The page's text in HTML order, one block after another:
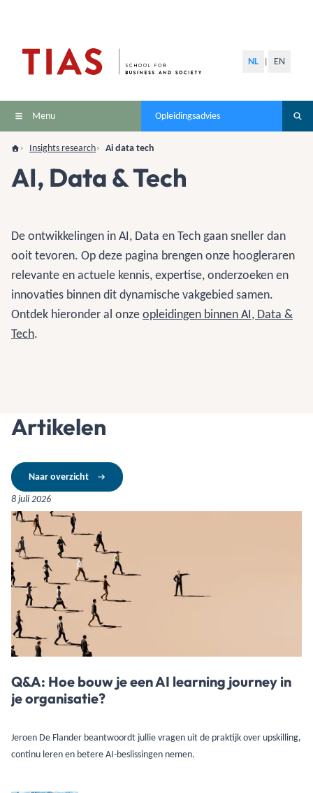
NL EN
Menu Opleidingsadvies
Insights research Ai data tech
AI, Data & Tech
De ontwikkelingen in AI, Data en Tech gaan sneller dan
ooit tevoren. Op deze pagina brengen onze hoogleraren
relevante en actuele kennis, expertise, onderzoeken en
innovaties binnen dit dynamische vakgebied samen.
Ontdek hieronder al onzeopleidingen binnen AI, Data &
Tech.
Artikelen
Naar overzicht
8 juli 2026
Q&A: Hoe bouw je een AI learning journey in
je organisatie?
Jeroen De Flander beantwoordt jullie vragen uit de praktijk over upskilling,
continu leren en betere AI-beslissingen nemen.